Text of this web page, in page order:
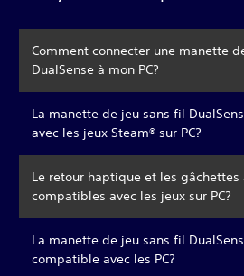
Comment connecter une manette
DualSense à mon PC?
La manette de jeu sans fil
avec les jeux Steam® sur PC?
Le retour haptique et les
compatibles avec les jeux sur PC?
La manette de jeu sans fil
compatible avec les PC?